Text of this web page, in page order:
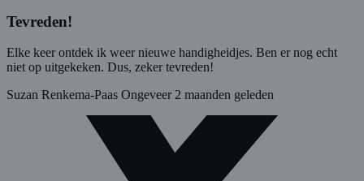
Tevreden!
Elke keer ontdek ik weer nieuwe handigheidjes. Ben er nog echt
niet op uitgekeken. Dus, zeker tevreden!
Suzan Renkema-Paas Ongeveer 2 maanden geleden